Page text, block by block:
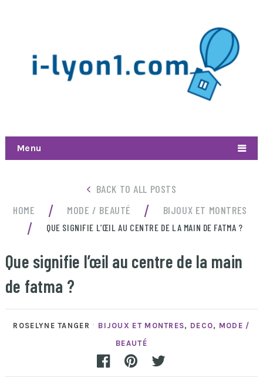
Menu
BACK TO ALL POSTS
HOME
/ MODE / BEAUTÉ / BIJOUX ET MONTRES
/ QUE SIGNIFIE L’ŒIL AU CENTRE DE LA MAIN DE FATMA ?
Que signifie l’œil au centre de la main
de fatma ?
ROSELYNE TANGER BIJOUX ET MONTRES, DECO, MODE /
BEAUTÉ